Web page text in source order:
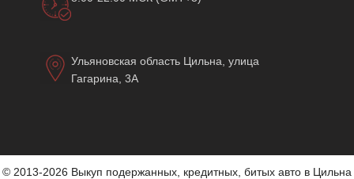
Ульяновская область Цильна, улица
Гагарина, 3А
© 2013-2026 Выкуп подержанных, кредитных, битых авто в Цильна